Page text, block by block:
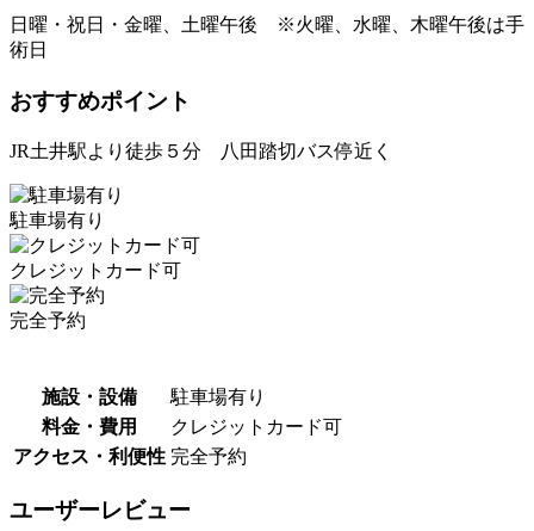
日曜・祝日・金曜、土曜午後 ※火曜、水曜、木曜午後は手
術日
おすすめポイント
JR土井駅より徒歩５分 八田踏切バス停近く
駐車場有り
クレジットカード可
完全予約
施設・設備
駐車場有り
料金・費用
クレジットカード可
アクセス・利便性 完全予約
ユーザーレビュー